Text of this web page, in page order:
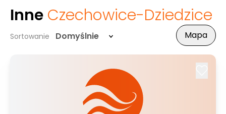
Inne Czechowice-Dziedzice
Sortowanie Domyślnie Mapa